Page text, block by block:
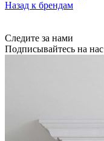
Назад к брендам
Следите за нами
Подписывайтесь на нас